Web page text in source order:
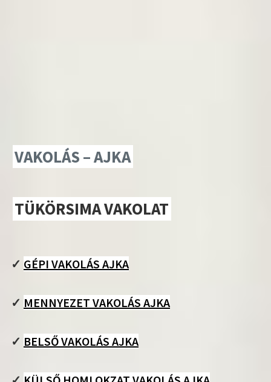
VAKOLÁS – AJKA
TÜKÖRSIMA VAKOLAT
✓ GÉPI VAKOLÁS AJKA
✓ MENNYEZET VAKOLÁS AJKA
✓ BELSŐ VAKOLÁS AJKA